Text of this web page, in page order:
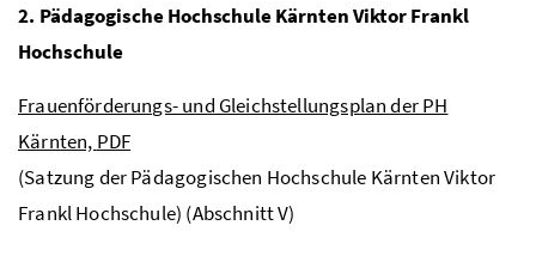
2. Pädagogische Hochschule Kärnten Viktor Frankl
Hochschule
Frauenförderungs- und Gleichstellungsplan der PH
Kärnten, PDF
(Satzung der Pädagogischen Hochschule Kärnten Viktor
Frankl Hochschule) (Abschnitt V)